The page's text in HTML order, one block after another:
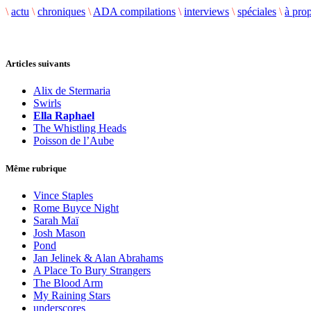
\ actu \ chroniques \ ADA compilations \ interviews \ spéciales \ à
Articles suivants
Alix de Stermaria
Swirls
Ella Raphael
The Whistling Heads
Poisson de l’Aube
Même rubrique
Vince Staples
Rome Buyce Night
Sarah Maï
Josh Mason
Pond
Jan Jelinek & Alan Abrahams
A Place To Bury Strangers
The Blood Arm
My Raining Stars
underscores